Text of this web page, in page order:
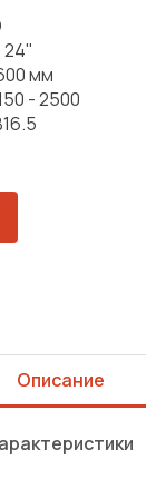
24"
мм
- 2500
Описание